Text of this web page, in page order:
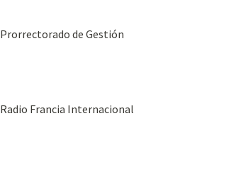
Prorrectorado de Gestión
Radio Francia Internacional